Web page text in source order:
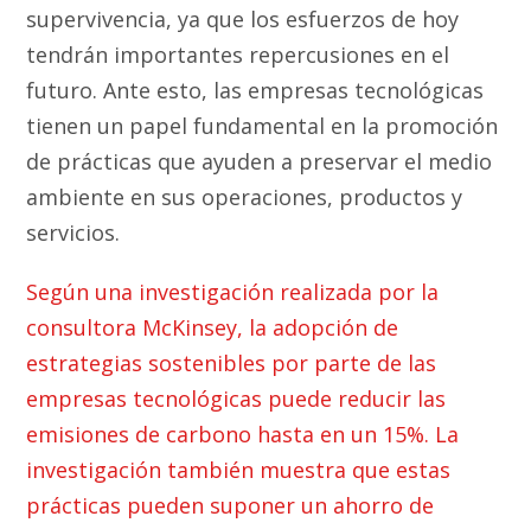
supervivencia, ya que los esfuerzos de hoy
tendrán importantes repercusiones en el
futuro. Ante esto, las empresas tecnológicas
tienen un papel fundamental en la promoción
de prácticas que ayuden a preservar el medio
ambiente en sus operaciones, productos y
servicios.
Según una investigación realizada por la
consultora McKinsey, la adopción de
estrategias sostenibles por parte de las
empresas tecnológicas puede reducir las
emisiones de carbono hasta en un 15%. La
investigación también muestra que estas
prácticas pueden suponer un ahorro de